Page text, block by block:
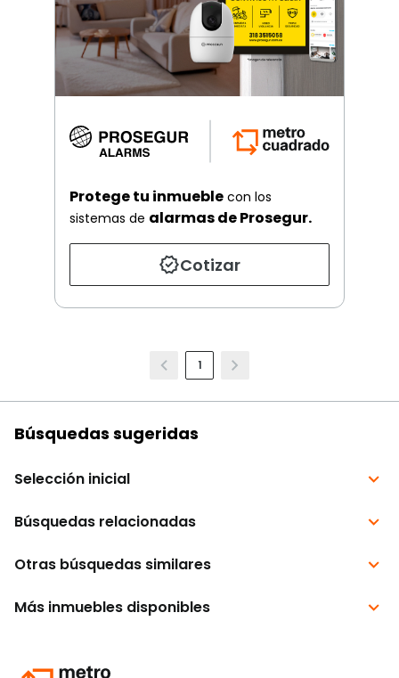
Protege tu inmueble con los
sistemas de alarmas de Prosegur.
Cotizar
1